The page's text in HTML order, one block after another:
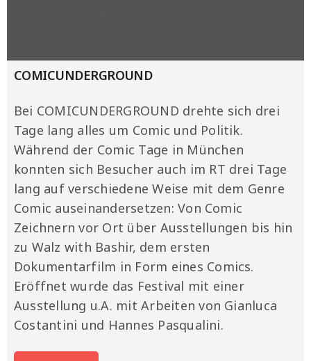
COMICUNDERGROUND
Bei COMICUNDERGROUND drehte sich drei
Tage lang alles um Comic und Politik.
Während der Comic Tage in München
konnten sich Besucher auch im RT drei Tage
lang auf verschiedene Weise mit dem Genre
Comic auseinandersetzen: Von Comic
Zeichnern vor Ort über Ausstellungen bis hin
zu Walz with Bashir, dem ersten
Dokumentarfilm in Form eines Comics.
Eröffnet wurde das Festival mit einer
Ausstellung u.A. mit Arbeiten von Gianluca
Costantini und Hannes Pasqualini.